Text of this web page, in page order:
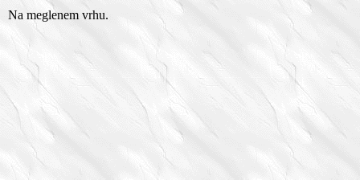
Na meglenem vrhu.